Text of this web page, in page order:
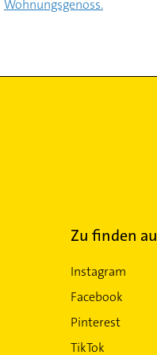
Wohnungsgenoss.
Zu finden
Instagram
Facebook
Pinterest
TikTok